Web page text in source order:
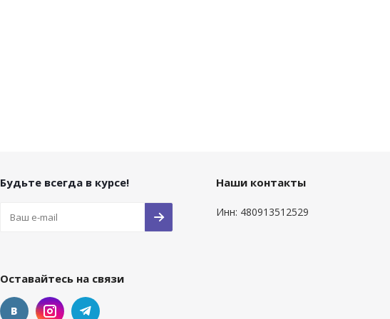
Будьте всегда в курсе!
Оставайтесь на связи
Наши контакты
Инн: 480913512529